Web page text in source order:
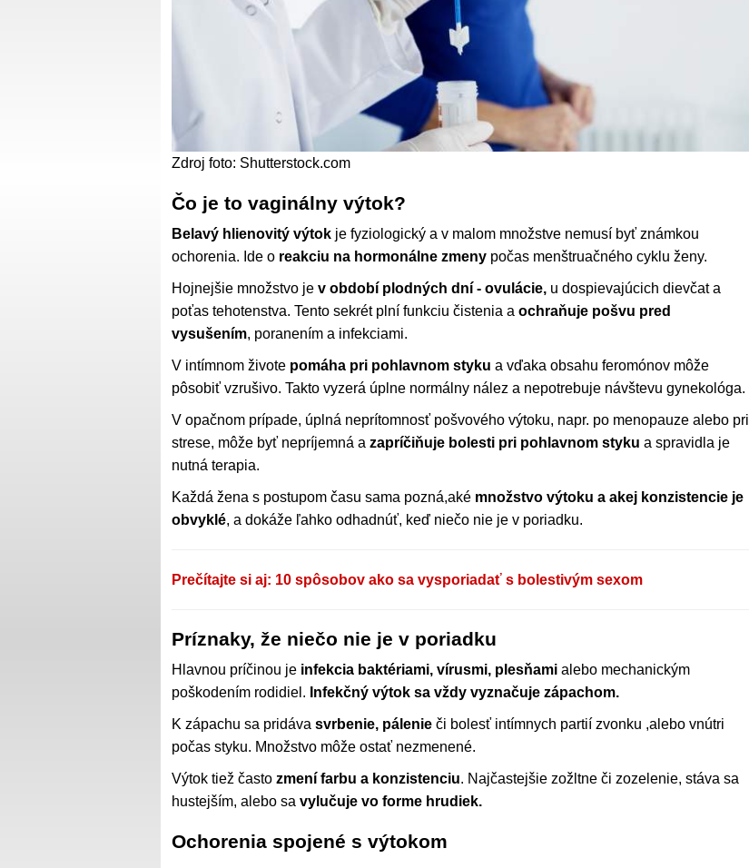
Zdroj foto: Shutterstock.com
Čo je to vaginálny výtok?
Belavý hlienovitý výtok je fyziologický a v malom množstve nemusí byť známkou
ochorenia. Ide o reakciu na hormonálne zmeny počas menštruačného cyklu ženy.
Hojnejšie množstvo je v období plodných dní - ovulácie, u dospievajúcich dievčat a
poťas tehotenstva. Tento sekrét plní funkciu čistenia a ochraňuje pošvu pred
vysušením, poranením a infekciami.
V intímnom živote pomáha pri pohlavnom styku a vďaka obsahu feromónov môže
pôsobiť vzrušivo. Takto vyzerá úplne normálny nález a nepotrebuje návštevu gynekológa.
V opačnom prípade, úplná neprítomnosť pošvového výtoku, napr. po menopauze alebo pri
strese, môže byť nepríjemná a zapríčiňuje bolesti pri pohlavnom styku a spravidla je
nutná terapia.
Každá žena s postupom času sama pozná,aké množstvo výtoku a akej konzistencie je
obvyklé, a dokáže ľahko odhadnúť, keď niečo nie je v poriadku.
Prečítajte si aj: 10 spôsobov ako sa vysporiadať s bolestivým sexom
Príznaky, že niečo nie je v poriadku
Hlavnou príčinou je infekcia baktériami, vírusmi, plesňami alebo mechanickým
poškodením rodidiel. Infekčný výtok sa vždy vyznačuje zápachom.
K zápachu sa pridáva svrbenie, pálenie či bolesť intímnych partií zvonku ,alebo vnútri
počas styku. Množstvo môže ostať nezmenené.
Výtok tiež často zmení farbu a konzistenciu. Najčastejšie zožltne či zozelenie, stáva sa
hustejším, alebo sa vylučuje vo forme hrudiek.
Ochorenia spojené s výtokom